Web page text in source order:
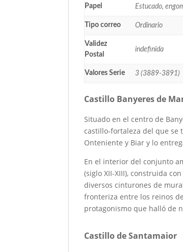
Papel Estucado,
Tipo correo Ordinario
Validez
Postal
indefinida
Valores Serie 3 (3889-3891)
Castillo Banyeres de
Situado en el centro de
castillo-fortaleza del que se
Onteniente y Biar y lo
En el interior del conjunto
(siglo XII-XIII), construida
diversos cinturones de
fronteriza entre los reinos
protagonismo que halló de
Castillo de Santamaior